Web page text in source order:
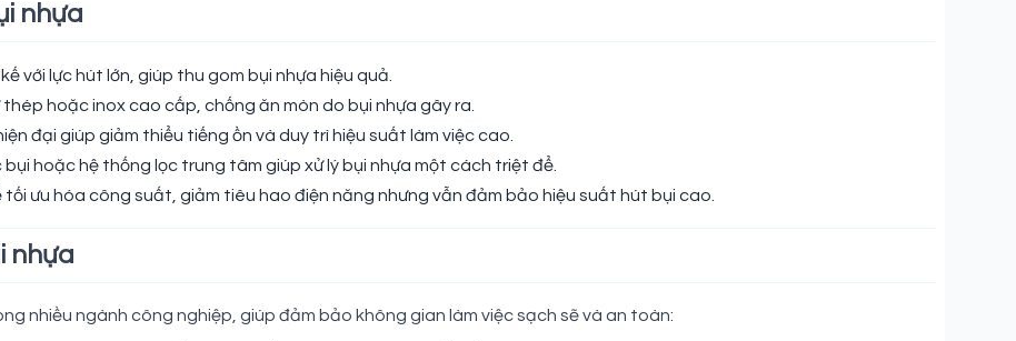
nhựa
với lực hút lớn, giúp thu gom bụi nhựa hiệu quả.
hoặc inox cao cấp, chống ăn mòn do bụi nhựa gây ra.
đại giúp giảm thiểu tiếng ồn và duy trì hiệu suất làm việc cao.
bụi hoặc hệ thống lọc trung tâm giúp xử lý bụi nhựa một cách triệt để.
ưu hóa công suất, giảm tiêu hao điện năng nhưng vẫn đảm bảo hiệu suất hút bụi cao.
nhựa
nhiều ngành công nghiệp, giúp đảm bảo không gian làm việc sạch sẽ và an toàn: